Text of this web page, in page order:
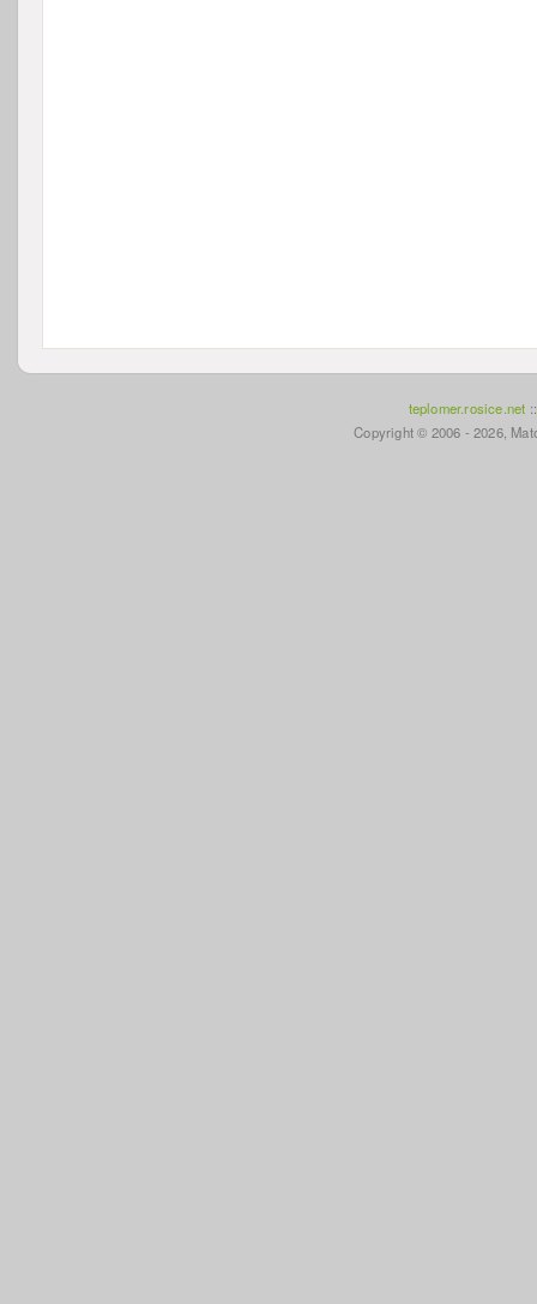
teplomer.rosice.net
Copyright © 2006 - 2026,